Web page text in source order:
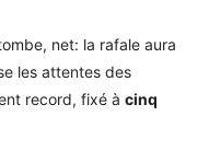
net: la rafale aura
les attentes des
record, fixé à cinq